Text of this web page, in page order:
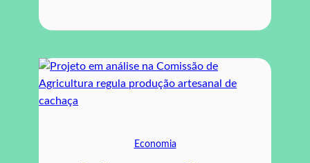
Economia